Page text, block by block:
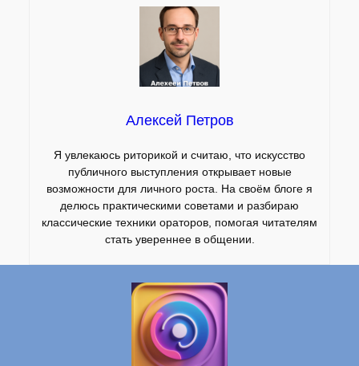
Алексей Петров
Я увлекаюсь риторикой и считаю, что искусство
публичного выступления открывает новые
возможности для личного роста. На своём блоге я
делюсь практическими советами и разбираю
классические техники ораторов, помогая читателям
стать увереннее в общении.